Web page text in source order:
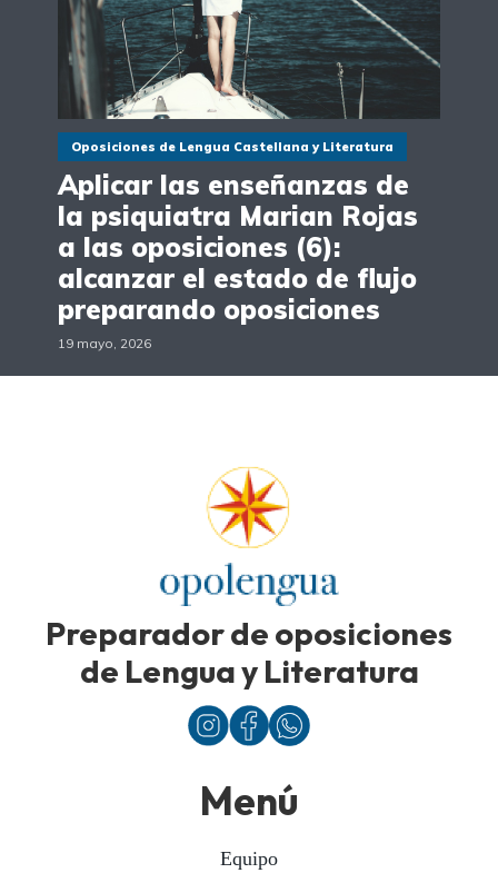
Oposiciones de Lengua Castellana y Literatura
Aplicar las enseñanzas de
la psiquiatra Marian Rojas
a las oposiciones (6):
alcanzar el estado de flujo
preparando oposiciones
19 mayo, 2026
Preparador de oposiciones
de Lengua y Literatura
Menú
Equipo